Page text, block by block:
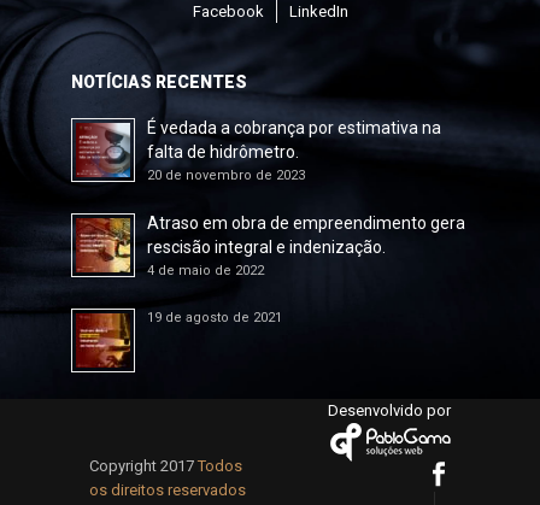
Facebook LinkedIn
NOTÍCIAS RECENTES
É vedada a cobrança por estimativa na
falta de hidrômetro.
20 de novembro de 2023
Atraso em obra de empreendimento gera
rescisão integral e indenização.
4 de maio de 2022
19 de agosto de 2021
Copyright 2017 Todos
os direitos reservados
Desenvolvido por